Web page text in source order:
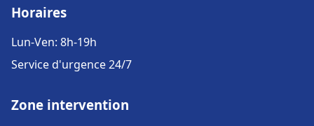
Horaires
Lun-Ven: 8h-19h
Service d'urgence 24/7
Zone intervention